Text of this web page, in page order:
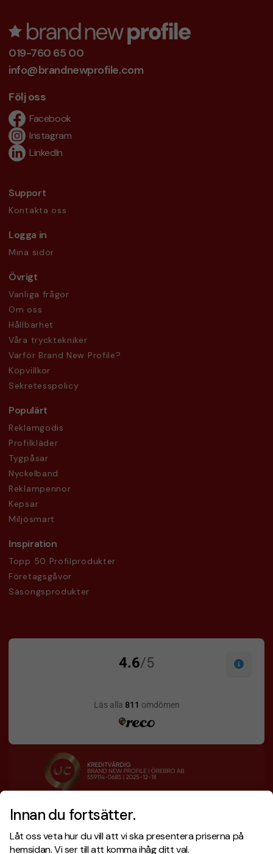
Innan du fortsätter.
Låt oss veta hur du vill att vi ska presentera priserna på
hemsidan. Vi ser till att komma ihåg ditt val.
019-760 65 00
info@brandnewprofile.com
Följ oss
Facebook
Instagram
LinkedIn
Support
Kontakta oss
Logga in
Mina sidor
Övrigt
Vanliga frågor
Om oss
Hållbarhet
Våra trycktekniker
Varför Brand New Profile?
Köpvillkor
Sekretesspolicy
Populärt
Reklamgodis
Profilkläder
Tygpåsar
Nyckelband
Reklampennor
Kepsar
Miljösmart
Inspiration
Topp 50 Profilprodukter
Företagsgåvor
Säsongsprodukter
Designskiss inom 1 h
Fri offert
Snabb leverans